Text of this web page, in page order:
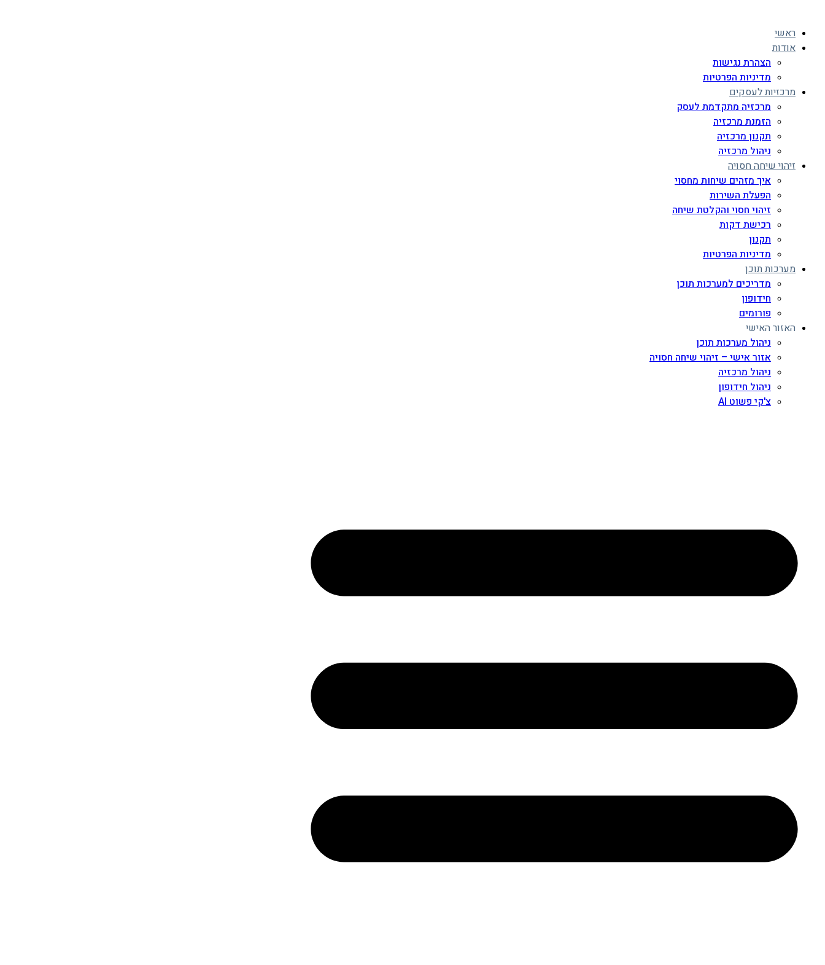
ראשי
אודות
הצהרת נגישות
מדיניות הפרטיות
מרכזיות לעסקים
מרכזיה מתקדמת לעסק
הזמנת מרכזיה
תקנון מרכזיה
ניהול מרכזיה
זיהוי שיחה חסויה
איך מזהים שיחות מחסוי
הפעלת השירות
זיהוי חסוי והקלטת שיחה
רכישת דקות
תקנון
מדיניות הפרטיות
מערכות תוכן
מדריכים למערכות תוכן
חידופון
פורומים
האזור האישי
ניהול מערכות תוכן
אזור אישי – זיהוי שיחה חסויה
ניהול מרכזיה
ניהול חידופון
צ'קי פשוט AI